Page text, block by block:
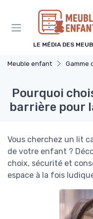
LE MÉDIA DES
Meuble enfant Gamme de
Pourquoi
barrière pour
Vous cherchez un lit
de votre enfant ?
choix, sécurité et
espace à la fois